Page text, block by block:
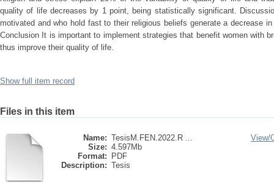
quality of life decreases by 1 point, being statistically significant.
motivated and who hold fast to their religious beliefs generate a decrease
Conclusion It is important to implement strategies that benefit women with
thus improve their quality of life.
Show full item record
Files in this item
Name: TesisM.FEN.2022.R ...
Size: 4.597Mb
Format:
PDF
Description: Tesis
View/